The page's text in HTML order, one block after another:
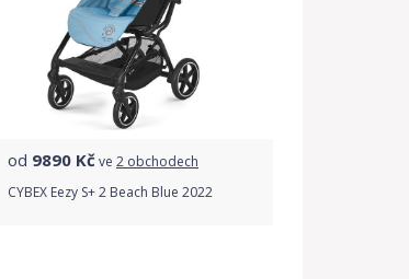
od 9890 Kčve 2 obchodech
CYBEX Eezy S+ 2 Beach Blue 2022